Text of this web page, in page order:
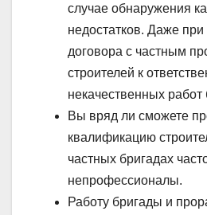
случае обнаружения
недостатков. Даже при
договора с частным
строителей к
некачественных
Вы вряд ли сможете
квалификацию
частных бригадах
непрофессионалы.
Работу бригады и